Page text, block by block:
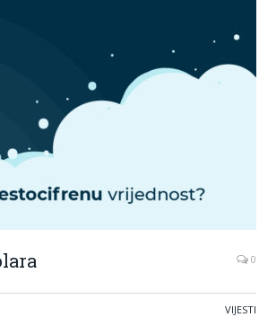
0
VIJESTI